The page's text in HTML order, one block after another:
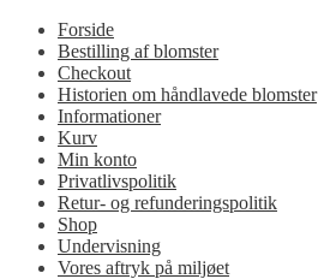
Forside
Bestilling af blomster
Checkout
Historien om håndlavede blomster
Informationer
Kurv
Min konto
Privatlivspolitik
Retur- og refunderingspolitik
Shop
Undervisning
Vores aftryk på miljøet